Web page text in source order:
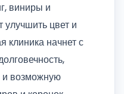
виниры и
цвет и
клиника начнет с
и возможную